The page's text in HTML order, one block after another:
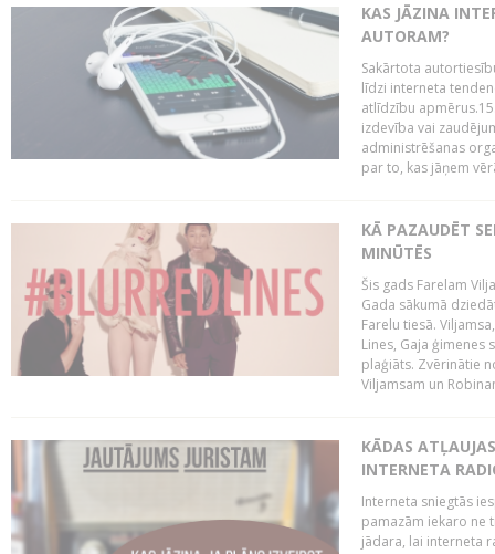
KAS JĀZINA
AUTORAM?
Sakārtota
līdzi interneta
atlīdzību
izdevība vai
administrēšanas
par to, kas jāņem
KĀ PAZAUDĒT
MINŪTĒS
Šis gads Farelam
Gada sākumā
Farelu tiesā.
Lines, Gaja ģimenes
plaģiāts. Zvērinātie
Viljamsam un
KĀDAS
INTERNETA
Interneta sniegtās
pamazām iekaro ne
jādara, lai interneta